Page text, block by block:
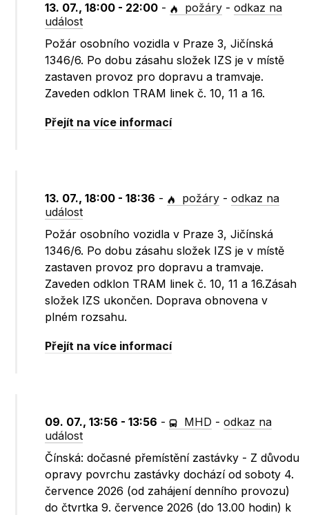
13. 07., 18:00 - 22:00 - požáry -odkaz na
událost
Požár osobního vozidla v Praze 3, Jičínská
1346/6. Po dobu zásahu složek IZS je v místě
zastaven provoz pro dopravu a tramvaje.
Zaveden odklon TRAM linek č. 10, 11 a 16.
Přejít na více informací
13. 07., 18:00 - 18:36 - požáry -odkaz na
událost
Požár osobního vozidla v Praze 3, Jičínská
1346/6. Po dobu zásahu složek IZS je v místě
zastaven provoz pro dopravu a tramvaje.
Zaveden odklon TRAM linek č. 10, 11 a 16.Zásah
složek IZS ukončen. Doprava obnovena v
plném rozsahu.
Přejít na více informací
09. 07., 13:56 - 13:56 - MHD -odkaz na
událost
Čínská: dočasné přemístění zastávky - Z důvodu
opravy povrchu zastávky dochází od soboty 4.
července 2026 (od zahájení denního provozu)
do čtvrtka 9. července 2026 (do 13.00 hodin) k